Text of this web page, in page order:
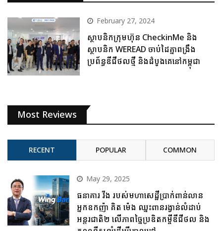
February 27, 2024
ស្ថាបនិកក្រុមហ៊ុន CheckinMe និង
ស្ថាបនិក WEREAD ចាប់ដៃគ្នាពង្រឹង
ប្រព័ន្ធឌីជីថលថ្មី និងដំបូងគេនៅកម្ពុជា
Most Reviews
RECENT POPULAR COMMON
May 29, 2025
ធនាគារ វីង របស់មហាសេដ្ឋីប្រាក់ពាន់លាន
អ្នកឧកញ៉ា គិត ម៉េង ឈ្នះពានរង្វាន់លំដាប់
អន្តរជាតិ២ លើភាពច្នៃប្រឌិតកម្ចីឌីជីថល និង